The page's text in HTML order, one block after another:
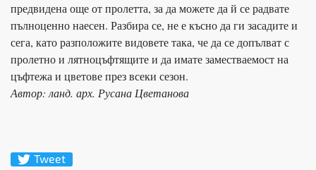
предвидена още от пролетта, за да можете да й се радвате
пълноценно наесен. Разбира се, не е късно да ги засадите и
сега, като разположите видовете така, че да се допълват с
пролетно и лятноцъфтящите и да имате заместваемост на
цъфтежа и цветове през всеки сезон.
Автор: ланд. арх. Русана Цветанова
Tweet